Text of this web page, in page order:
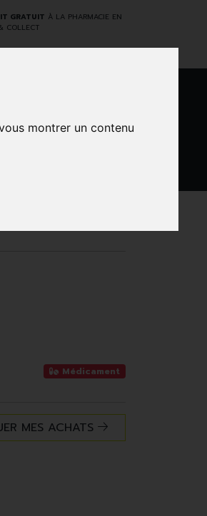
montrer un contenu
GRATUIT À LA PHARMACIE EN
COLLECT
Médicament
MES ACHATS